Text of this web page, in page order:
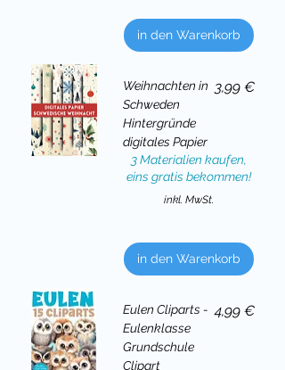
in den Warenkorb
Weihnachten in
Schweden
Hintergründe
digitales Papier
Preis
3,99 €
3 Materialien kaufen,
eins gratis bekommen!
inkl. MwSt.
in den Warenkorb
Eulen Cliparts -
Eulenklasse
Grundschule
Clipart
Preis
4,99 €